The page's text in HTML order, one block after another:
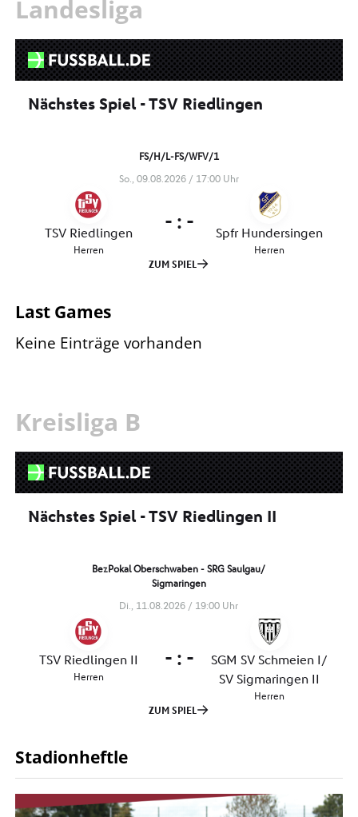
Landesliga
Last Games
Keine Einträge vorhanden
Kreisliga B
Stadionheftle